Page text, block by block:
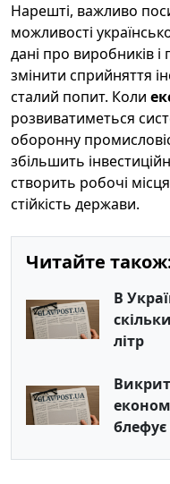
Нарешті, важливо
можливості
дані про виробників
змінити сприйняття
сталий попит. Коли
розвиватиметься
оборонну
збільшить
створить робочі
стійкість держави.
Читайте
В
літр
блефує